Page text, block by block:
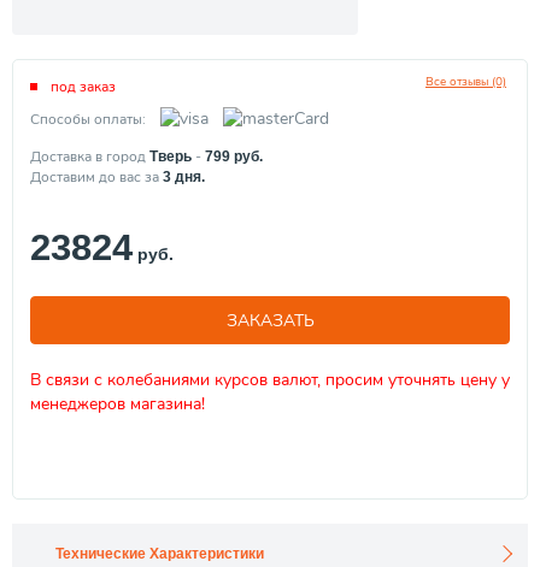
Все отзывы (0)
под заказ
Способы оплаты:
Доставка в город Тверь - 799 руб.
Доставим до вас за 3 дня.
23824 руб.
ЗАКАЗАТЬ
В связи с колебаниями курсов валют, просим уточнять цену у
менеджеров магазина!
Технические Характеристики